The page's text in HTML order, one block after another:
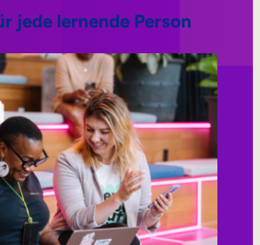
jede lernende Person